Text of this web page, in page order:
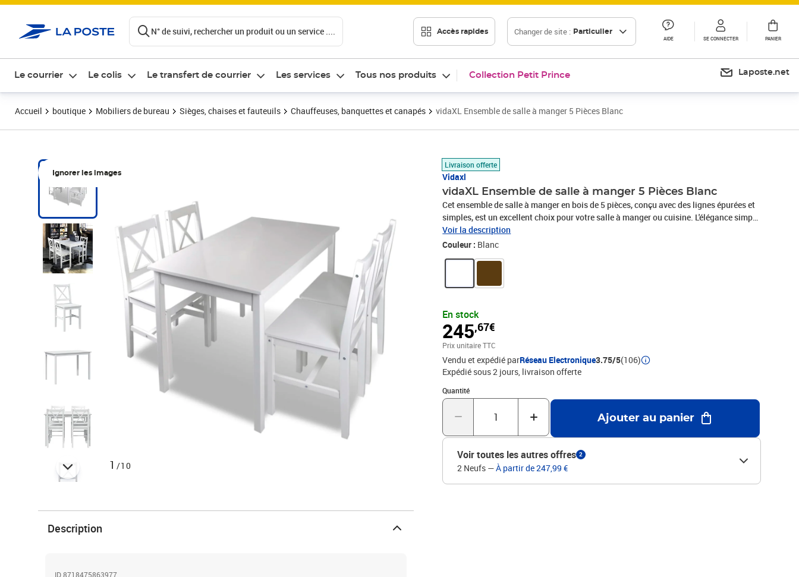
N° de suivi, rechercher un produit ou un service .... Accès rapides Changer de site : Particulier
AIDE SE CONNECTER PANIER
Le courrier Le colis Le transfert de courrier Les services Tous nos produits Collection Petit Prince Laposte.net
Accueil boutique Mobiliers de bureau Sièges, chaises et fauteuils Chauffeuses, banquettes et canapés vidaXL Ensemble de salle à manger 5 Pièces Blanc
Ignorer les images
1 /10
Livraison offerte
Vidaxl
vidaXL Ensemble de salle à manger 5 Pièces Blanc
Cet ensemble de salle à manger en bois de 5 pièces, conçu avec des lignes épurées et
simples, est un excellent choix pour votre salle à manger ou cuisine. L'élégance simple
de cet ensemble de salle à manger rendra les dîners quotidiens spéciaux. Cet
ensemble de salle à manger est fabriqué en bois solide avec une finition colorée
H)Matériau : Bois de pinHauteur du siège : 45 cmFinition de la table : laquée
Voir la description
Couleur : Blanc
En stock
245,67€
Prix 245,67€
Prix unitaire TTC
Vendu et expédié parRéseau Electronique3.75/5(106)
Expédié sous 2 jours livraison offerte
Quantité
Quantité : 1
Ajouter au panier
Voir toutes les autres offres 2
2 Neufs —À partir de 247,99 €
Description
ID 8718475863977